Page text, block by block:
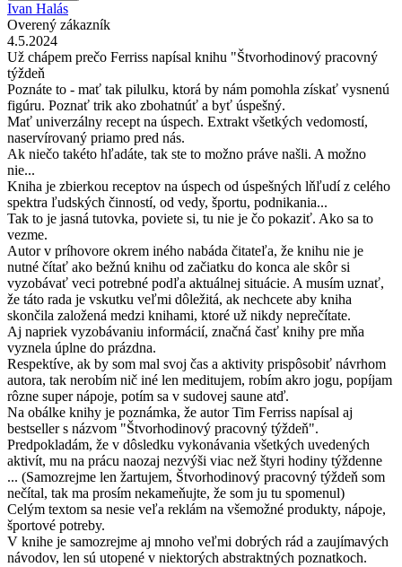
Ivan Halás
Overený zákazník
4.5.2024
Už chápem prečo Ferriss napísal knihu "Štvorhodinový pracovný
týždeň
Poznáte to - mať tak pilulku, ktorá by nám pomohla získať vysnenú
figúru. Poznať trik ako zbohatnúť a byť úspešný.
Mať univerzálny recept na úspech. Extrakt všetkých vedomostí,
naservírovaný priamo pred nás.
Ak niečo takéto hľadáte, tak ste to možno práve našli. A možno
nie...
Kniha je zbierkou receptov na úspech od úspešných lňľudí z celého
spektra ľudských činností, od vedy, športu, podnikania...
Tak to je jasná tutovka, poviete si, tu nie je čo pokaziť. Ako sa to
vezme.
Autor v príhovore okrem iného nabáda čitateľa, že knihu nie je
nutné čítať ako bežnú knihu od začiatku do konca ale skôr si
vyzobávať veci potrebné podľa aktuálnej situácie. A musím uznať,
že táto rada je vskutku veľmi dôležitá, ak nechcete aby kniha
skončila založená medzi knihami, ktoré už nikdy neprečítate.
Aj napriek vyzobávaniu informácií, značná časť knihy pre mňa
vyznela úplne do prázdna.
Respektíve, ak by som mal svoj čas a aktivity prispôsobiť návrhom
autora, tak nerobím nič iné len meditujem, robím akro jogu, popíjam
rôzne super nápoje, potím sa v sudovej saune atď.
Na obálke knihy je poznámka, že autor Tim Ferriss napísal aj
bestseller s názvom "Štvorhodinový pracovný týždeň".
Predpokladám, že v dôsledku vykonávania všetkých uvedených
aktivít, mu na prácu naozaj nezvýši viac než štyri hodiny týždenne
... (Samozrejme len žartujem, Štvorhodinový pracovný týždeň som
nečítal, tak ma prosím nekameňujte, že som ju tu spomenul)
Celým textom sa nesie veľa reklám na všemožné produkty, nápoje,
športové potreby.
V knihe je samozrejme aj mnoho veľmi dobrých rád a zaujímavých
návodov, len sú utopené v niektorých abstraktných poznatkoch.